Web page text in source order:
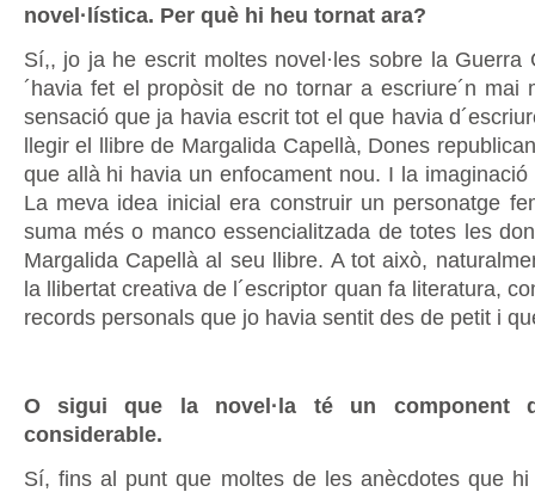
novel·lística. Per què hi heu tornat ara?
Sí,, jo ja he escrit moltes novel·les sobre la
´havia fet el propòsit de no tornar a escriure´n mai
sensació que ja havia escrit tot el que havia
llegir el llibre de Margalida Capellà, Dones
que allà hi havia un enfocament nou. I la imaginació
La meva idea inicial era construir un personatge
suma més o manco essencialitzada de totes les
Margalida Capellà al seu llibre. A tot això,
la llibertat creativa de l´escriptor quan fa literatura,
records personals que jo havia sentit des de petit i
O sigui que la novel·la té un component
considerable.
Sí, fins al punt que moltes de les anècdotes que